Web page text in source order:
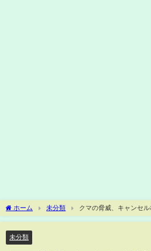
ホーム 未分類
クマの脅威、キャンセ
スに「2000万円の損失」を穴埋めした“倍返し”キ
未分類